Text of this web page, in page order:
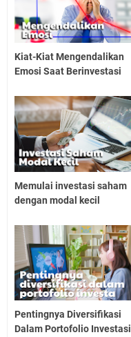
Kiat-Kiat Mengendalikan
Emosi Saat Berinvestasi
Memulai investasi saham
dengan modal kecil
Pentingnya Diversifikasi
Dalam Portofolio Investasi